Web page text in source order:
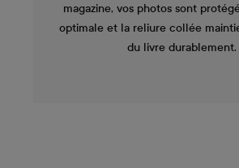
magazine, vos photos sont
optimale et la reliure collée
du livre durablement.